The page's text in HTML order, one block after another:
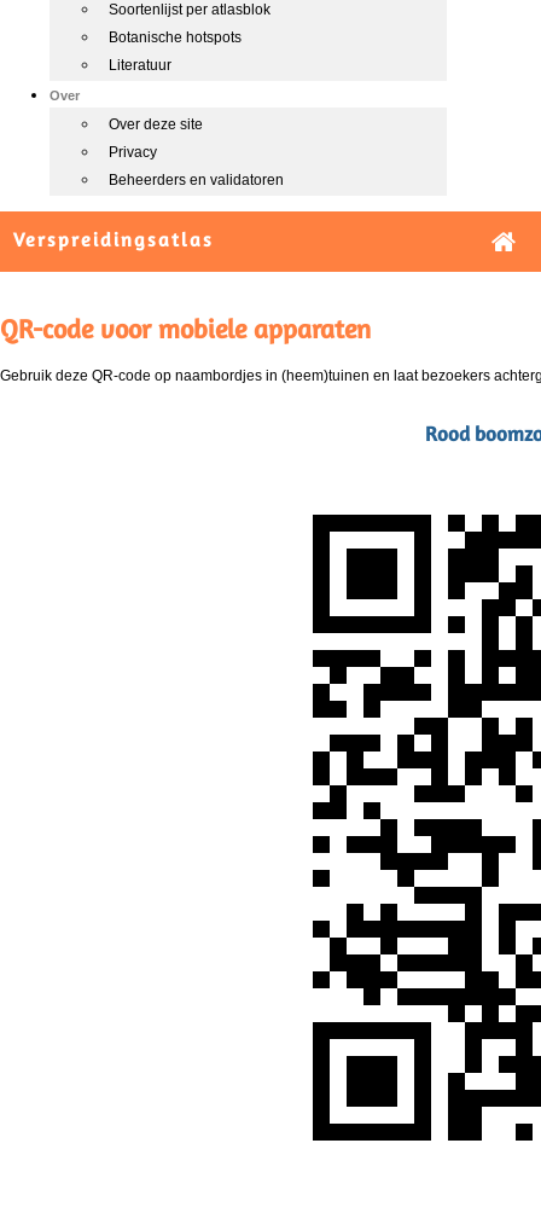
Soortenlijst per atlasblok
Botanische hotspots
Literatuur
Over
Over deze site
Privacy
Beheerders en validatoren
Verspreidingsatlas
QR-code voor mobiele apparaten
Gebruik deze QR-code op naambordjes in (heem)tuinen en laat bezoekers
Rood